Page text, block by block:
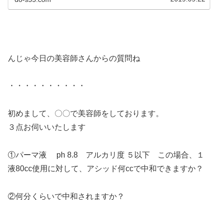
んじゃ今日の美容師さんからの質問ね
・・・・・・・・・・
初めまして、〇〇で美容師をしております。
３点お伺いいたします
①パーマ液 ph 8.8 アルカリ度 ５以下 この場合、１
液80cc使用に対して、アシッド何ccで中和できますか？
②何分くらいで中和されますか？